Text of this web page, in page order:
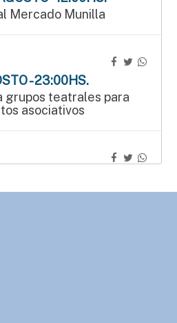
Mercado Munilla
- 23:00HS.
grupos teatrales para
asociativos
el Mercado Munilla
- 16:00HS.
de ajedrez blitz